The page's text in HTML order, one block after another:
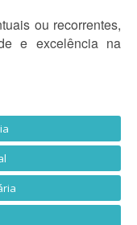
ou recorrentes,
e excelência na